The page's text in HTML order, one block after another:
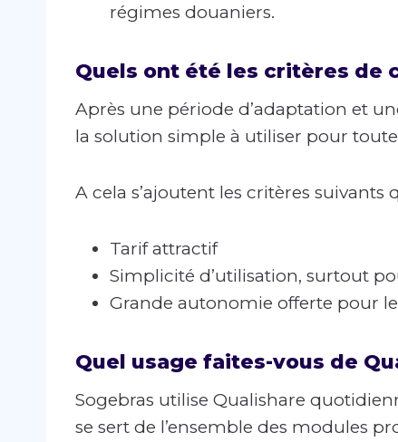
régimes douaniers.
Quels ont été les critères de
Après une période d’adaptation et
la solution simple à utiliser pour
A cela s’ajoutent les critères
Tarif attractif
Simplicité d’utilisation, surtout
Grande autonomie offerte pour
Quel usage faites-vous de
Sogebras utilise Qualishare
se sert de l’ensemble des modules